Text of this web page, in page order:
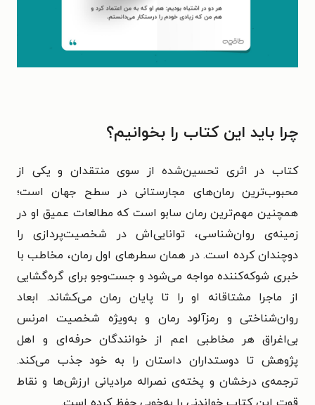
چرا باید این کتاب را بخوانیم؟
کتاب در اثری تحسین‌شده از سوی منتقدان و یکی از
محبوب‌ترین رمان‌های مجارستانی در سطح جهان است؛
همچنین مهم‌ترین رمان سابو است که مطالعات عمیق او در
زمینه‌ی روان‌شناسی، توانایی‌اش در شخصیت‌پردازی را
دوچندان کرده است. در همان سطرهای اول رمان، مخاطب با
خبری شوکه‌کننده مواجه می‌شود و جست‌وجو برای گره‌گشایی
از ماجرا مشتاقانه او را تا پایان رمان می‌کشاند. ابعاد
روان‌شناختی و رمزآلود رمان و به‌ویژه شخصیت‌ امرنس
بی‌اغراق هر مخاطبی اعم از خوانندگان حرفه‌ای و اهل
پژوهش تا دوستداران داستان را به خود جذب می‌کند.
ترجمه‌ی درخشان و پخته‌ی نصراله مرادیانی ارزش‌ها و نقاط